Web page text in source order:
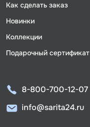
Как сделать заказ
Новинки
Коллекции
Подарочный сертификат
8-800-700-12-07
info@sarita24.ru